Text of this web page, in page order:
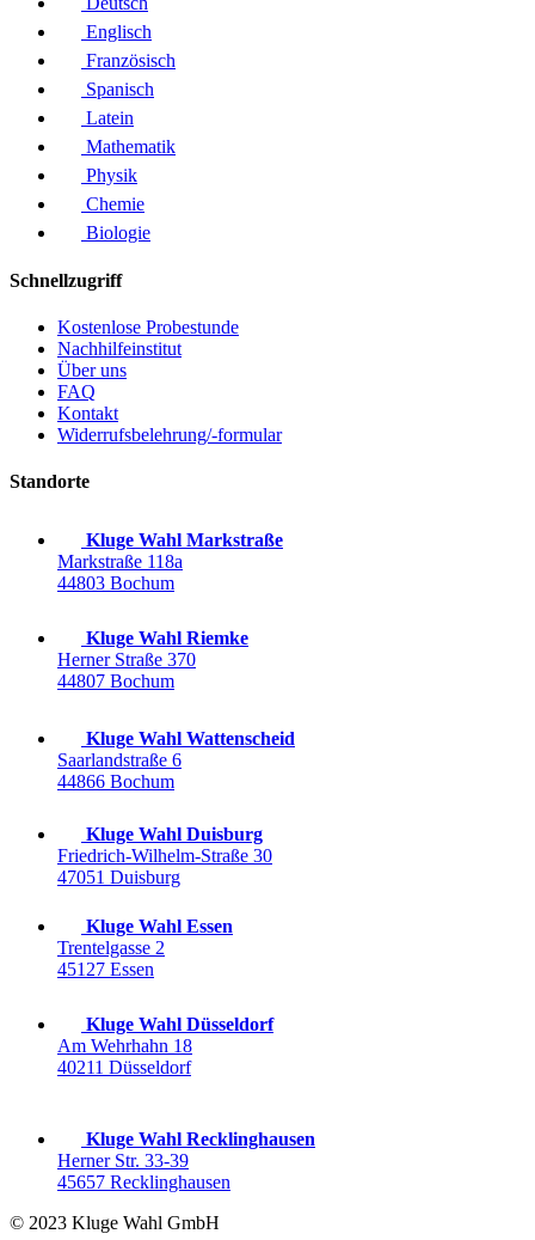
Englisch
Französisch
Spanisch
Latein
Mathematik
Physik
Chemie
Biologie
Schnellzugriff
Kostenlose Probestunde
Nachhilfeinstitut
Über uns
FAQ
Kontakt
Widerrufsbelehrung/-formular
Standorte
Kluge Wahl Markstraße
Markstraße 118a
44803 Bochum
Kluge Wahl Riemke
Herner Straße 370
44807 Bochum
Kluge Wahl Wattenscheid
Saarlandstraße 6
44866 Bochum
Kluge Wahl Duisburg
Friedrich-Wilhelm-Straße 30
47051 Duisburg
Kluge Wahl Essen
Trentelgasse 2
45127 Essen
Kluge Wahl Düsseldorf
Am Wehrhahn 18
40211 Düsseldorf
Kluge Wahl Recklinghausen
Herner Str. 33-39
45657 Recklinghausen
© 2023 Kluge Wahl GmbH